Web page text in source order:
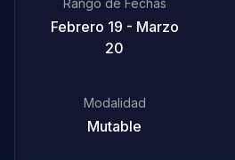
Rango de Fechas
Febrero 19 - Marzo
20
Modalidad
Mutable